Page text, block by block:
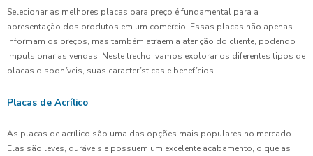
Selecionar as melhores placas para preço é fundamental para a
apresentação dos produtos em um comércio. Essas placas não apenas
informam os preços, mas também atraem a atenção do cliente, podendo
impulsionar as vendas. Neste trecho, vamos explorar os diferentes tipos de
placas disponíveis, suas características e benefícios.
Placas de Acrílico
As placas de acrílico são uma das opções mais populares no mercado.
Elas são leves, duráveis e possuem um excelente acabamento, o que as